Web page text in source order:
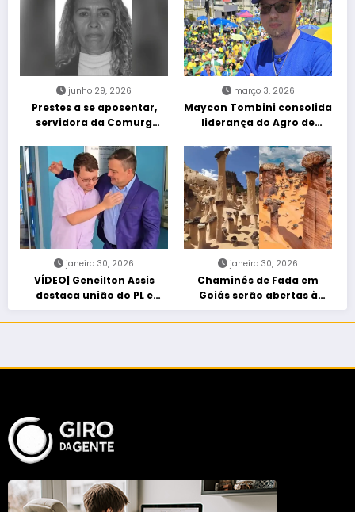
junho 29, 2026
Prestes a se aposentar,
servidora da Comurg
entra em protocolo de
morte encefálica
março 3, 2026
Maycon Tombini consolida
liderança do Agro de
“Acorda Brasil” em Goiânia
janeiro 30, 2026
VÍDEO| Geneilton Assis
destaca união do PL e
consolidação de apoio a
Maycon Tombini em Jataí
janeiro 30, 2026
Chaminés de Fada em
Goiás serão abertas à
visitação controlada